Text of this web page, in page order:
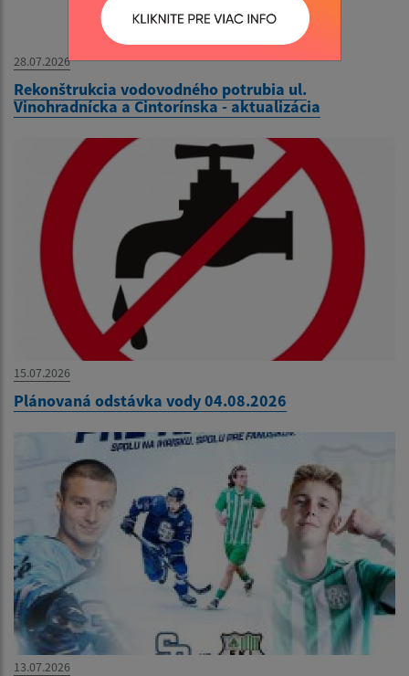
28.07.2026
Rekonštrukcia vodovodného potrubia ul.
Vinohradnícka a Cintorínska - aktualizácia
15.07.2026
Plánovaná odstávka vody 04.08.2026
13.07.2026